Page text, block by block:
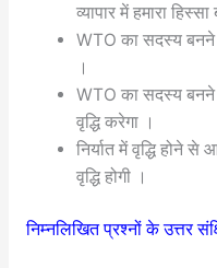
व्यापार में हमारा
WTO का सदस्य बनने
।
WTO का सदस्य बनने
वृद्धि करेगा ।
निर्यात में वृद्धि होने
वृद्धि होगी ।
निम्नलिखित प्रश्नों के उत्तर